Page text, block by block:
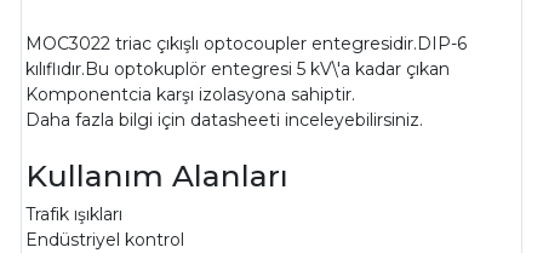
MOC3022 triac çıkışlı optocoupler entegresidir.DIP-6
kılıflıdır.Bu optokuplör entegresi 5 kV\'a kadar çıkan
Komponentcia karşı izolasyona sahiptir.
Daha fazla bilgi için datasheeti inceleyebilirsiniz.
Kullanım Alanları
Trafik ışıkları
Endüstriyel kontrol